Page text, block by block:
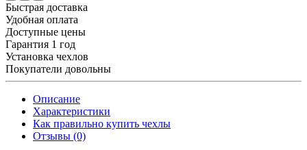
Быстрая доставка
Удобная оплата
Доступные цены
Гарантия 1 год
Установка чехлов
Покупатели довольны
Описание
Характеристики
Как правильно купить чехлы
Отзывы (0)